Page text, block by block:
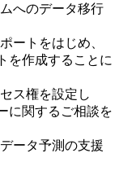
へのデータ移行
ートをはじめ、
を作成することに
ス権を設定し
に関するご相談を
ータ予測の支援